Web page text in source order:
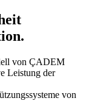
von ÇADEM
Leistung der
von